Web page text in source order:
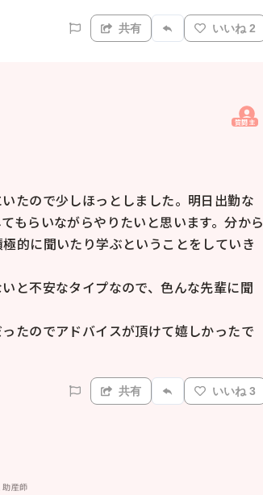
共有 いいね 2
質問主
たので少しほっとしました。明日出勤な
もらいながらやりたいと思います。分から
的に聞いたり学ぶということをしていき
と不安なタイプなので、色んな先輩に聞
たのでアドバイスが頂けて嬉しかったで
共有 いいね 3
産師